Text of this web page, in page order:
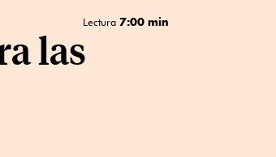
Lectura 7:00 min
las